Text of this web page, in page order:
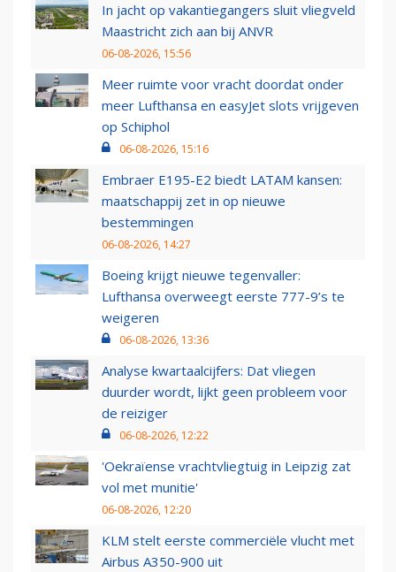
In jacht op vakantiegangers sluit vliegveld
Maastricht zich aan bij ANVR
06-08-2026, 15:56
Meer ruimte voor vracht doordat onder
meer Lufthansa en easyJet slots vrijgeven
op Schiphol
06-08-2026, 15:16
Embraer E195-E2 biedt LATAM kansen:
maatschappij zet in op nieuwe
bestemmingen
06-08-2026, 14:27
Boeing krijgt nieuwe tegenvaller:
Lufthansa overweegt eerste 777-9’s te
weigeren
06-08-2026, 13:36
Analyse kwartaalcijfers: Dat vliegen
duurder wordt, lijkt geen probleem voor
de reiziger
06-08-2026, 12:22
'Oekraïense vrachtvliegtuig in Leipzig zat
vol met munitie'
06-08-2026, 12:20
KLM stelt eerste commerciële vlucht met
Airbus A350-900 uit